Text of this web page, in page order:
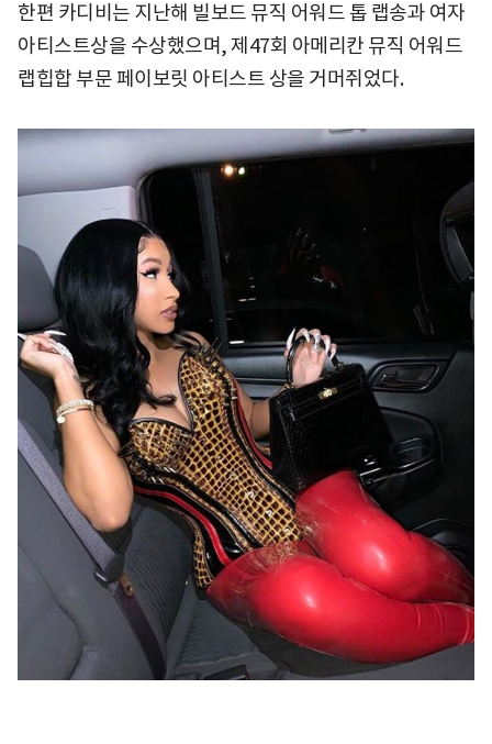
한편 카디비는 지난해 빌보드 뮤직 어워드 톱 랩송과 여자
아티스트상을 수상했으며, 제47회 아메리칸 뮤직 어워드
랩힙합 부문 페이보릿 아티스트 상을 거머쥐었다.